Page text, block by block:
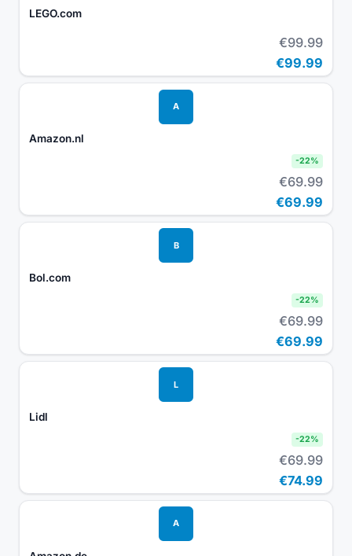
LEGO.com
€99.99
€99.99
A
Amazon.nl
-22%
€69.99
€69.99
B
Bol.com
-22%
€69.99
€69.99
L
Lidl
-22%
€69.99
€74.99
A